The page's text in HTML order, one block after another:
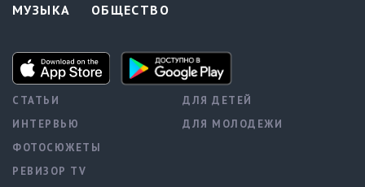
МУЗЫКА
ОБЩЕСТВО
СТАТЬИ
ИНТЕРВЬЮ
ФОТОСЮЖЕТЫ
РЕВИЗОР TV
ДЛЯ ДЕТЕЙ
ДЛЯ МОЛОДЕЖИ